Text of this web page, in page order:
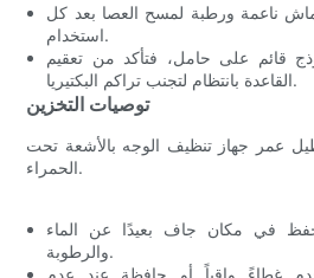
ناعمة ورطبة لمسح العصا بعد كل
استخدام.
قائم على حامل، فتأكد من تعقيم
القاعدة بانتظام لتجنب تراكم البكتيريا.
توصيات التخزين
عمر جهاز تنظيف الوجه بالأشعة تحت
الحمراء.
في مكان جاف بعيدًا عن الماء
والرطوبة.
غطاءً واقياً أو حافظة عند عدم